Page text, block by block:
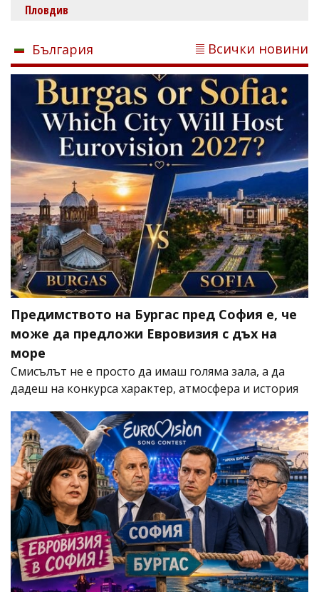
Пловдив
България Всички новини
Предимството на Бургас пред София е, че
може да предложи Евровизия с дъх на
море
Смисълът не е просто да имаш голяма зала, а да
дадеш на конкурса характер, атмосфера и история